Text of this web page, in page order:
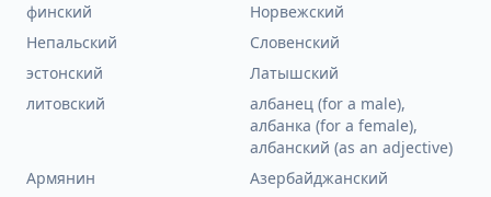
финский
Норвежский
Непальский
Словенский
эстонский
Латышский
литовский
албанец (for a male),
албанка (for a female),
албанский (as an adjective)
Армянин
Азербайджанский